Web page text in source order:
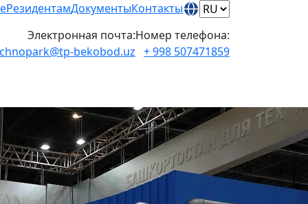
РезидентамДокументыКонтакты
Электронная почта:
bekobod.uz
Номер телефона:
+ 998 507471859